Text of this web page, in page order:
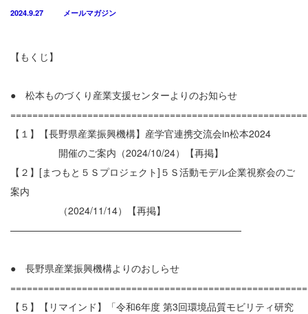
2024.9.27 メールマガジン
【もくじ】
● 松本ものづくり産業支援センターよりのお知らせ
【１】【長野県産業振興機構】産学官連携交流会in松本2024
開催のご案内（2024/10/24）【再掲】
【２】[まつもと５Ｓプロジェクト]５Ｓ活動モデル企業視察会のご
案内
（2024/11/14）【再掲】
————————————————————————
● 長野県産業振興機構よりのおしらせ
【５】【リマインド】「令和6年度 第3回環境品質モビリティ研究